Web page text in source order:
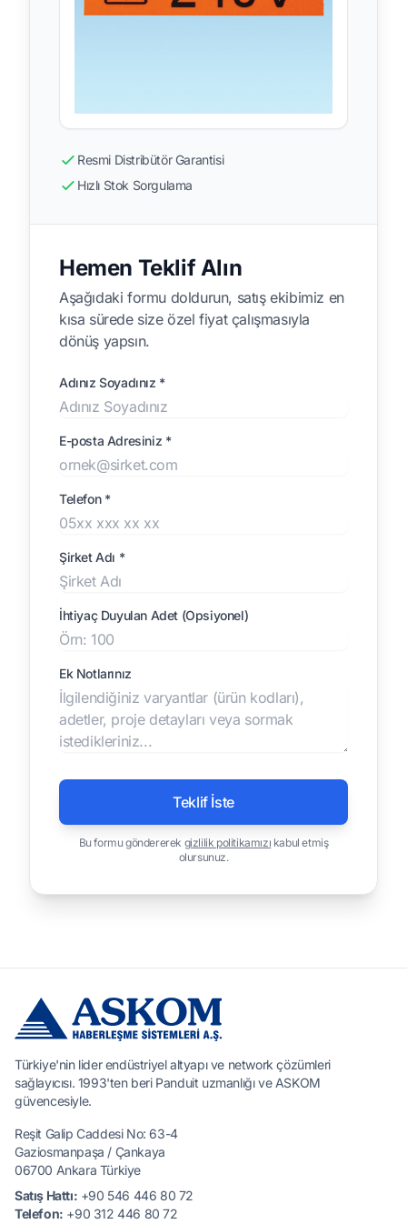
Resmi Distribütör Garantisi
Hızlı Stok Sorgulama
Hemen Teklif Alın
Aşağıdaki formu doldurun, satış ekibimiz en
kısa sürede size özel fiyat çalışmasıyla
dönüş yapsın.
Adınız Soyadınız *
E-posta Adresiniz *
Telefon *
Şirket Adı *
İhtiyaç Duyulan Adet (Opsiyonel)
Ek Notlarınız
Teklif İste
Bu formu göndererek gizlilik politikamızı kabul etmiş
olursunuz.
Türkiye'nin lider endüstriyel altyapı ve network çözümleri
sağlayıcısı. 1993'ten beri Panduit uzmanlığı ve ASKOM
güvencesiyle.
Reşit Galip Caddesi No: 63-4
Gaziosmanpaşa / Çankaya
06700 Ankara Türkiye
Satış Hattı: +90 546 446 80 72
Telefon: +90 312 446 80 72